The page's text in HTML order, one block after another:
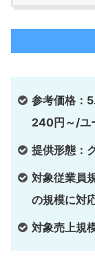
参考価格：
240円～/ユ
提供形態：
対象従業員
の規模に対
対象売上規